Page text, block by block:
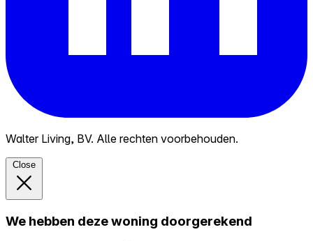
Walter Living, BV. Alle rechten voorbehouden.
Close
We hebben deze woning doorgerekend